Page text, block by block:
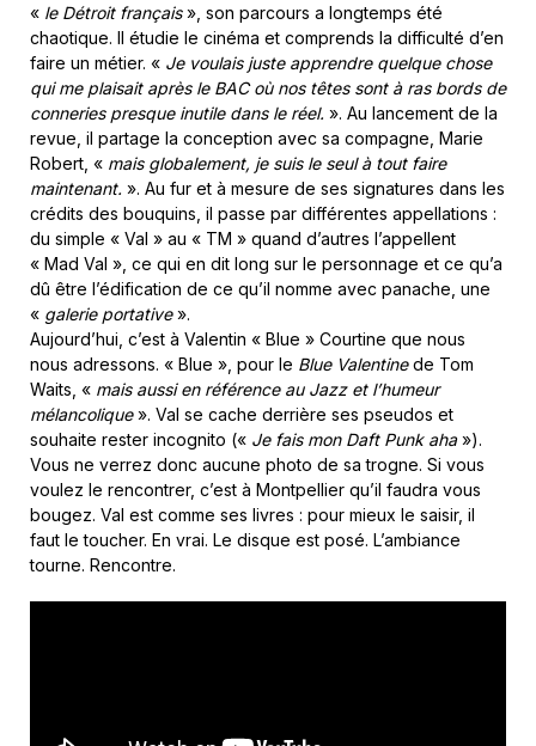
« le Détroit français», son parcours a longtemps été
chaotique. Il étudie le cinéma et comprends la difficulté d’en
faire un métier. « Je voulais juste apprendre quelque chose
qui me plaisait après le BAC où nos têtes sont à ras bords de
conneries presque inutile dans le réel. ». Au lancement de la
revue, il partage la conception avec sa compagne, Marie
Robert, « mais globalement, je suis le seul à tout faire
maintenant. ». Au fur et à mesure de ses signatures dans les
crédits des bouquins, il passe par différentes appellations :
du simple « Val » au « TM » quand d’autres l’appellent
« Mad Val », ce qui en dit long sur le personnage et ce qu’a
dû être l’édification de ce qu’il nomme avec panache, une
« galerie portative».
Aujourd’hui, c’est à Valentin « Blue » Courtine que nous
nous adressons. « Blue », pour le Blue Valentinede Tom
Waits, « mais aussi en référence au Jazz et l’humeur
mélancolique». Val se cache derrière ses pseudos et
souhaite rester incognito (« Je fais mon Daft Punk aha»).
Vous ne verrez donc aucune photo de sa trogne. Si vous
voulez le rencontrer, c’est à Montpellier qu’il faudra vous
bougez. Val est comme ses livres : pour mieux le saisir, il
faut le toucher. En vrai. Le disque est posé. L’ambiance
tourne. Rencontre.